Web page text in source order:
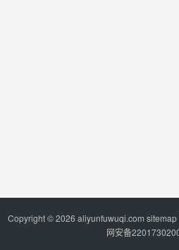
Copyright © 2026 aliyunfuwuqi.com sitemap
网安备